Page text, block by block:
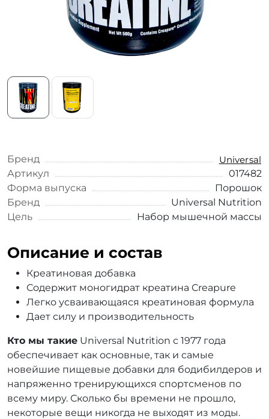
Бренд
Universal
Артикул
017482
Форма выпуска
Порошок
Бренд
Universal Nutrition
Цель
Набор мышечной массы
Описание и состав
Креатиновая добавка
Содержит моногидрат креатина Creapure
Легко усваивающаяся креатиновая формула
Дает силу и производительность
Кто мы такие Universal Nutrition с 1977 года
обеспечивает как основные, так и самые
новейшие пищевые добавки для бодибилдеров и
напряженно тренирующихся спортсменов по
всему миру. Сколько бы времени не прошло,
некоторые вещи никогда не выходят из моды.